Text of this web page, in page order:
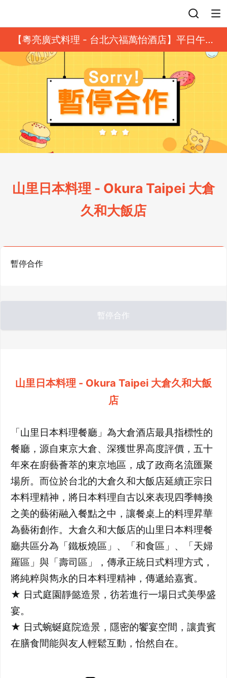
【粵亮廣式料理 - 台北六福萬怡酒店】平日午餐
8 折起｜靓港點套餐
山里日本料理 - Okura Taipei 大倉
久和大飯店
暫停合作
暫停合作
山里日本料理 - Okura Taipei 大倉久和大飯
店
「山里日本料理餐廳」為大倉酒店最具指標性的
餐廳，源自東京大倉、深獲世界高度評價，五十
年來在廚藝薈萃的東京地區，成了政商名流匯聚
場所。而位於台北的大倉久和大飯店延續正宗日
本料理精神，將日本料理自古以來表現四季轉換
之美的藝術融入餐點之中，讓餐桌上的料理昇華
為藝術創作。大倉久和大飯店的山里日本料理餐
廳共區分為「鐵板燒區」、「和食區」、「天婦
羅區」與「壽司區」，傳承正統日式料理方式，
將純粹與雋永的日本料理精神，傳遞給嘉賓。
★ 日式庭園靜懿造景，彷若進行一場日式美學盛
宴。
★ 日式蜿蜒庭院造景，隱密的饗宴空間，讓貴賓
在膳食間能與友人輕鬆互動，怡然自在。